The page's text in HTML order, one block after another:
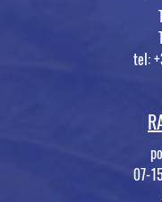
tel:
07-